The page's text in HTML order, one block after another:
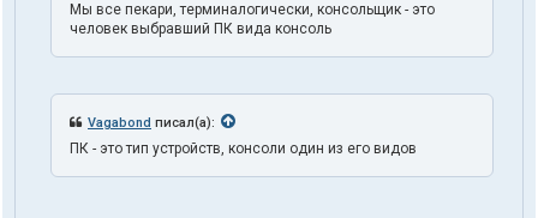
t
h
1
n
Мы все пекари, терминалогически, консольщик - это
человек выбравший ПК вида консоль
Vagabond писал(а):
ПК - это тип устройств, консоли один из его видов